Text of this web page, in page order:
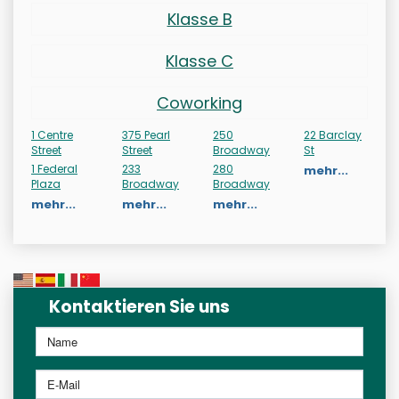
Klasse B
Klasse C
Coworking
1 Centre
Street
1 Federal
Plaza
mehr...
375 Pearl
Street
233
Broadway
mehr...
250
Broadway
280
Broadway
mehr...
22 Barclay
St
mehr...
Kontaktieren Sie uns